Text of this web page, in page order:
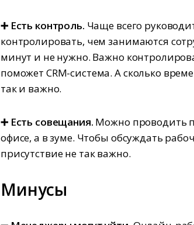
➕ Есть контроль. Чаще всего
контролировать, чем занимаются
минут и не нужно. Важно
поможет CRM-система. А сколько
так и важно.
➕ Есть совещания. Можно проводить
офисе, а в зуме. Чтобы обсуждать
присутствие не так важно.
Минусы